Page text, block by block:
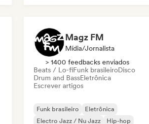
Magz FM
Mídia/Jornalista
> 1400 feedbacks enviados
Beats / Lo-fiFunk brasileiroDisco
Drum and BassEletrônica
Escrever artigos
Funk brasileiro
Eletrônica
Electro Jazz / Nu Jazz
Hip-hop